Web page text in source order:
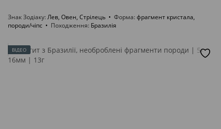
Знак Зодіаку Лев, Овен, Стрілець Форма фрагмент кристала,
породи/чіпс
Походження Бразилія
ВІДЕО